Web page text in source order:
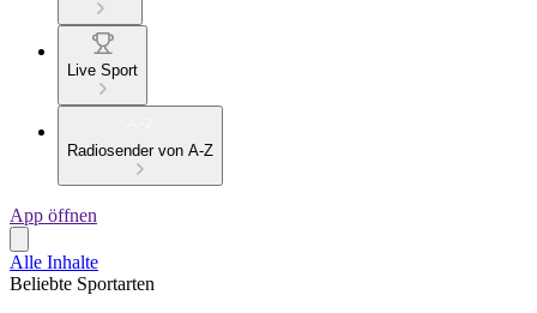
Live Sport
Radiosender von A-Z
App öffnen
Alle Inhalte
Beliebte Sportarten